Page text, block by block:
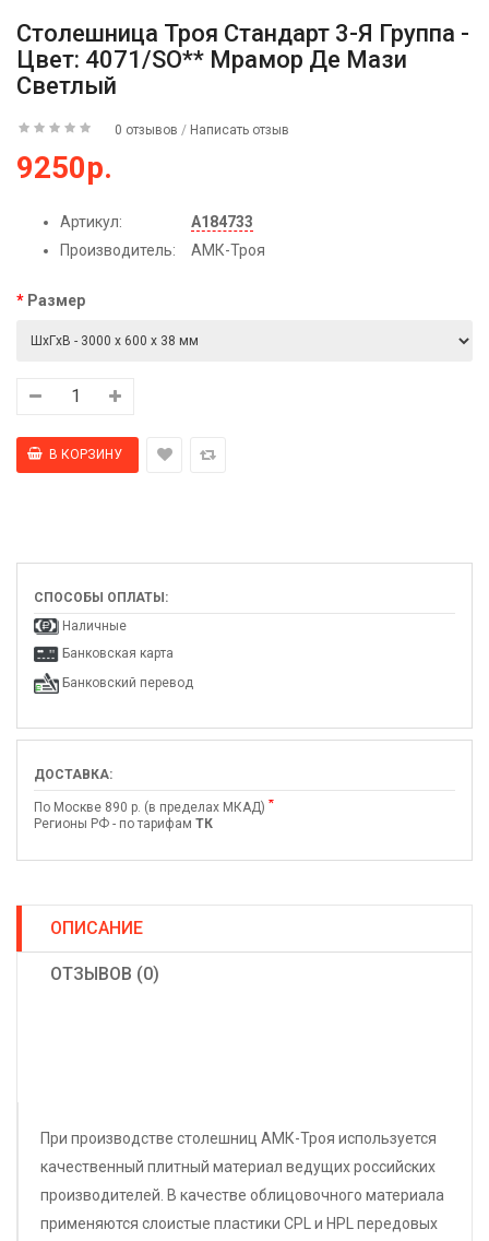
Столешница Троя Стандарт 3-Я Группа -
Цвет: 4071/SO** Мрамор Де Мази
Светлый
0 отзывов / Написать отзыв
9250р.
Артикул:
А184733
Производитель:
АМК-Троя
Размер
СПОСОБЫ ОПЛАТЫ:
Наличные
Банковская карта
Банковский перевод
ДОСТАВКА:
По Москве 890 р. (в пределах МКАД) *
Регионы РФ - по тарифам ТК
ОПИСАНИЕ
ОТЗЫВОВ (0)
При производстве столешниц АМК-Троя используется
качественный плитный материал ведущих российских
производителей. В качестве облицовочного материала
применяются слоистые пластики CPL и HPL передовых